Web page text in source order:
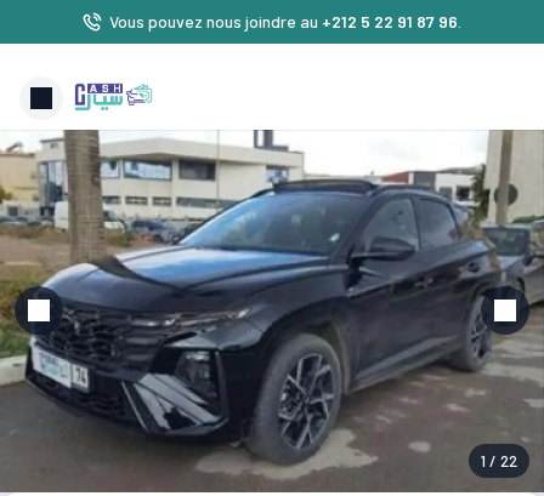
Vous pouvez nous joindre au +212 5 22 91 87 96
1 / 22